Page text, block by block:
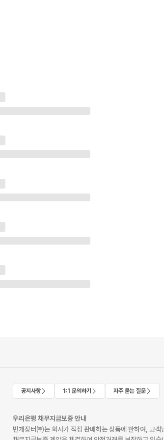
공지사항 1:1 문의하기 자주 묻는 질문
우리은행 채무지급보증 안내
번개장터㈜는 회사가 직접 판매하는 상품에 한하여, 고객